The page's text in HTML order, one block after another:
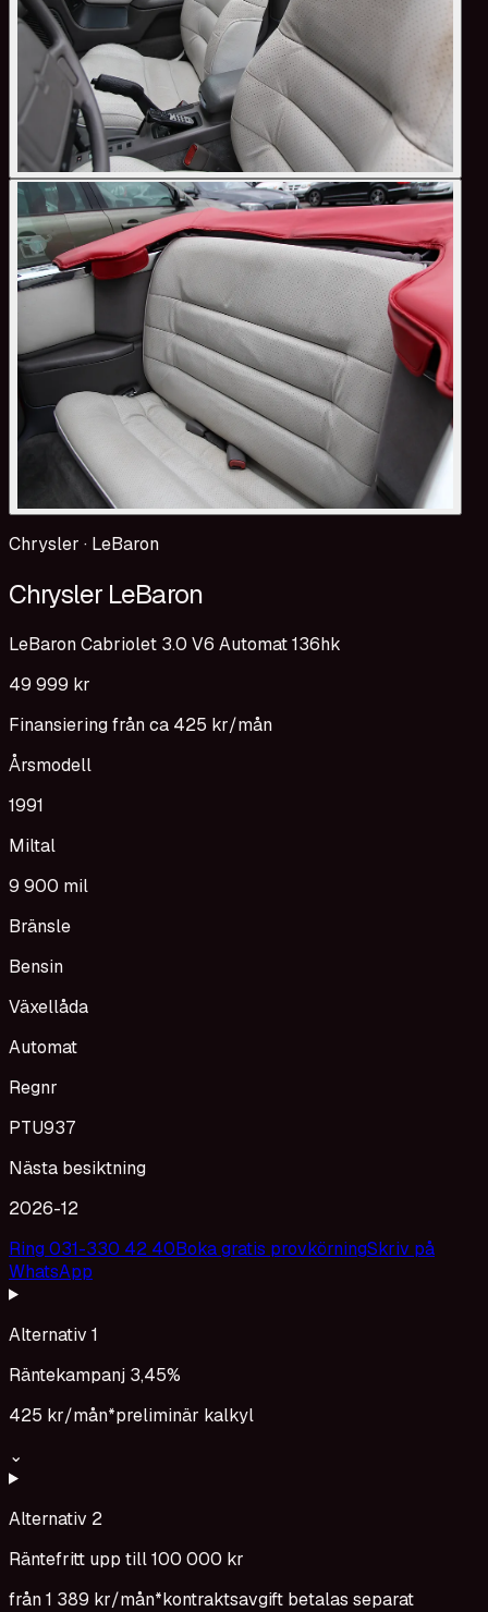
Chrysler · LeBaron
Chrysler LeBaron
LeBaron Cabriolet 3.0 V6 Automat 136hk
49 999 kr
Finansiering från ca 425 kr/mån
Årsmodell
1991
Miltal
9 900 mil
Bränsle
Bensin
Växellåda
Automat
Regnr
PTU937
Nästa besiktning
2026-12
Ring 031-330 42 40Boka gratis provkörningSkriv på
WhatsApp
Alternativ 1
Räntekampanj 3,45%
425 kr/mån*preliminär kalkyl
⌄
Alternativ 2
Räntefritt upp till 100 000 kr
från1 389 kr/mån*kontraktsavgift betalas separat